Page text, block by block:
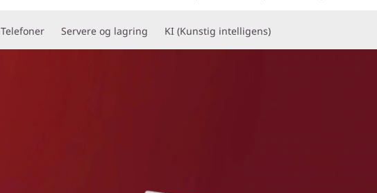
Telefoner Servere og lagring KI (Kunstig intelligens)